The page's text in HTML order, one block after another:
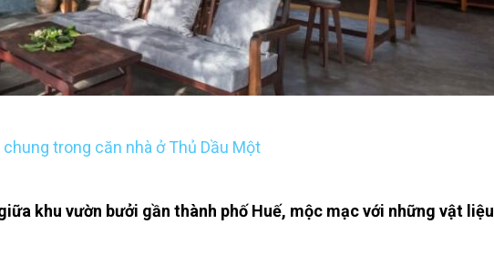
trong căn nhà ở Thủ Dầu Một
khu vườn bưởi gần thành phố Huế, mộc mạc với những vật liệu